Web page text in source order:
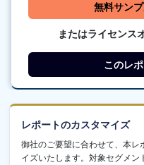
無料サン
またはライセンス
このレ
レポートのカスタマイズ
御社のご要望に合わせて、本レ
イズいたします。対象セグメ